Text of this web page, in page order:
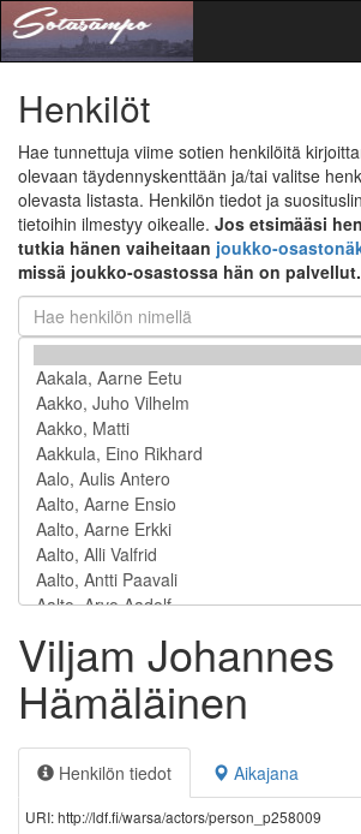
Henkilöt
Hae tunnettuja viime sotien henkilöitä
olevaan täydennyskenttään ja/tai valitse
olevasta listasta. Henkilön tiedot ja
tietoihin ilmestyy oikealle. Jos etsimääsi
tutkia hänen vaiheitaan joukko-
missä joukko-osastossa hän on palvellut.
Viljam Johannes
Hämäläinen
Henkilön tiedot Aikajana
URI: http://ldf.fi/warsa/actors/person_p258009